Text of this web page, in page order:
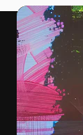
Vídeos
Clipes de vídeo
Animações
Modelos de
Ícones
Modelos 3D
Fontes